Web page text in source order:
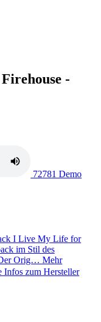
-
72781 Demo
I Live My Life for
im Stil des
Orig… Mehr
Infos zum Hersteller